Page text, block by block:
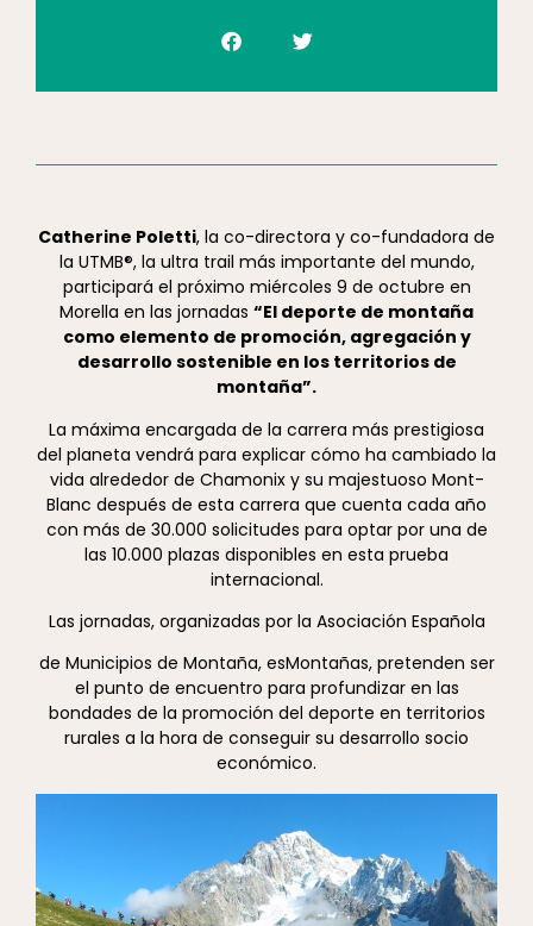
Catherine Poletti, la co-directora y co-fundadora de
la UTMB®, la ultra trail más importante del mundo,
participará el próximo miércoles 9 de octubre en
Morella en las jornadas “El deporte de montaña
como elemento de promoción, agregación y
desarrollo sostenible en los territorios de
montaña”.
La máxima encargada de la carrera más prestigiosa
del planeta vendrá para explicar cómo ha cambiado la
vida alrededor de Chamonix y su majestuoso Mont-
Blanc después de esta carrera que cuenta cada año
con más de 30.000 solicitudes para optar por una de
las 10.000 plazas disponibles en esta prueba
internacional.
Las jornadas, organizadas por la Asociación Española
de Municipios de Montaña, esMontañas, pretenden ser
el punto de encuentro para profundizar en las
bondades de la promoción del deporte en territorios
rurales a la hora de conseguir su desarrollo socio
económico.